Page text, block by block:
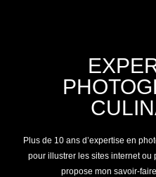
Plus de 10 ans d’expertise en
pour illustrer les sites internet ou
propose mon savoir-